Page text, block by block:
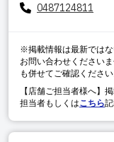
0487124811
※掲載情報は最新では
お問い合わせください
も併せてご確認ください
【店舗ご担当者様へ】
担当者もしくはこちら